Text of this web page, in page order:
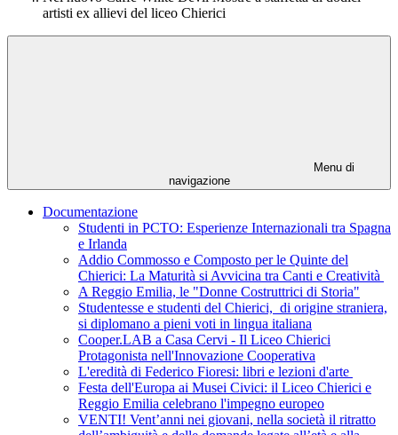
artisti ex allievi del liceo Chierici
Menu di
navigazione
Documentazione
Studenti in PCTO: Esperienze Internazionali tra Spagna
e Irlanda
Addio Commosso e Composto per le Quinte del
Chierici: La Maturità si Avvicina tra Canti e Creatività
A Reggio Emilia, le "Donne Costruttrici di Storia"
Studentesse e studenti del Chierici, di origine straniera,
si diplomano a pieni voti in lingua italiana
Cooper.LAB a Casa Cervi - Il Liceo Chierici
Protagonista nell'Innovazione Cooperativa
L'eredità di Federico Fioresi: libri e lezioni d'arte
Festa dell'Europa ai Musei Civici: il Liceo Chierici e
Reggio Emilia celebrano l'impegno europeo
VENTI! Vent’anni nei giovani, nella società il ritratto